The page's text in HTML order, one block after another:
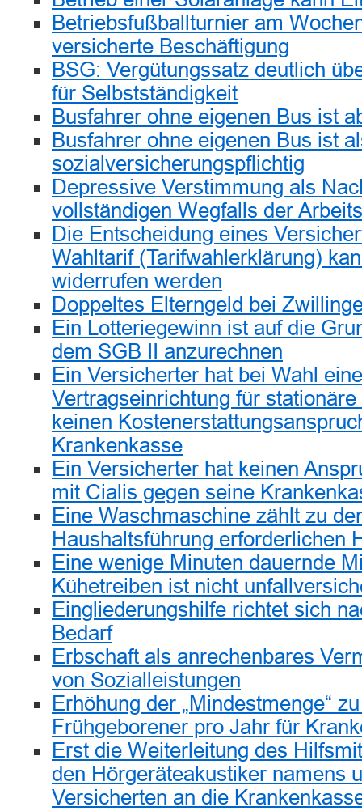
Betriebsfußballturnier am
versicherte Beschäftigung
BSG: Vergütungssatz deutlich
für Selbstständigkeit
Busfahrer ohne eigenen Bus ist
Busfahrer ohne eigenen Bus ist
sozialversicherungspflichtig
Depressive Verstimmung als
vollständigen Wegfalls der
Die Entscheidung eines
Wahltarif (Tarifwahlerklärung)
widerrufen werden
Doppeltes Elterngeld bei
Ein Lotteriegewinn ist auf die
dem SGB II anzurechnen
Ein Versicherter hat bei Wahl
Vertragseinrichtung für
keinen
Krankenkasse
Ein Versicherter hat keinen
mit Cialis gegen seine
Eine Waschmaschine zählt zu
Haushaltsführung erforderlichen
Eine wenige Minuten dauernde
Kühetreiben ist nicht
Eingliederungshilfe richtet sich
Bedarf
Erbschaft als anrechenbares
von Sozialleistungen
Erhöhung der „Mindestmenge“
Frühgeborener pro Jahr für
Erst die Weiterleitung des
den Hörgeräteakustiker namens
Versicherten an die